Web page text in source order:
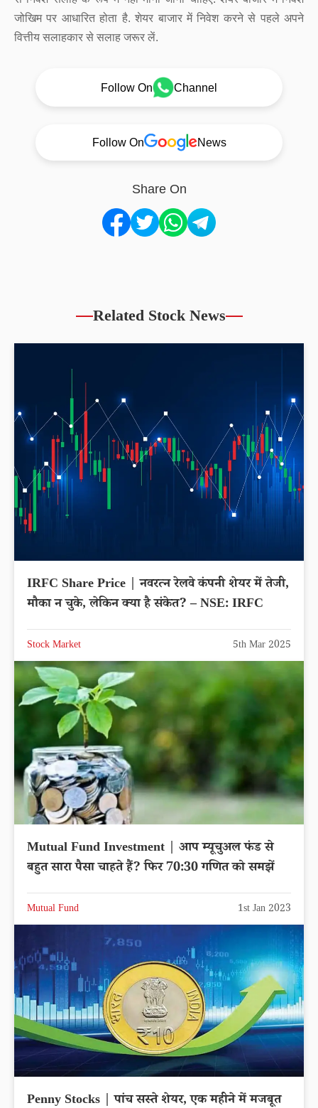
जोखिम पर आधारित होता है. शेयर बाजार में निवेश करने से पहले अपने
वित्तीय सलाहकार से सलाह जरूर लें.
Follow On Channel
Follow On News
Share On
Related Stock News
IRFC Share Price | नवरत्न रेलवे कंपनी शेयर में तेजी,
मौका न चुके, लेकिन क्या है संकेत? – NSE: IRFC
Stock Market 5th Mar 2025
Mutual Fund Investment | आप म्यूचुअल फंड से
बहुत सारा पैसा चाहते हैं? फिर 70:30 गणित को समझें
Mutual Fund 1st Jan 2023
Penny Stocks | पांच सस्ते शेयर, एक महीने में मजबूत